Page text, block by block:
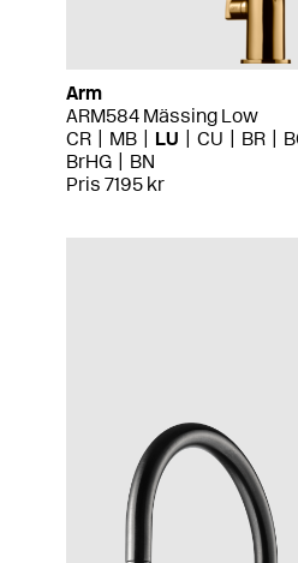
Arm
ARM584 Mässing Low
CR
MB LU CU BR
BrHG
BN
Pris 7195 kr